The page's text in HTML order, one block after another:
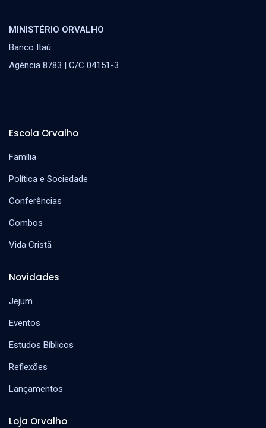
Loja Orvalho
Novidades
Jejum
Eventos
Estudos Bíblicos
Reflexões
Lançamentos
Escola Orvalho
Família
Política e Sociedade
Conferências
Combos
Vida Cristã
MINISTÉRIO ORVALHO
Banco Itaú
Agência 8783 | C/C 04151-3